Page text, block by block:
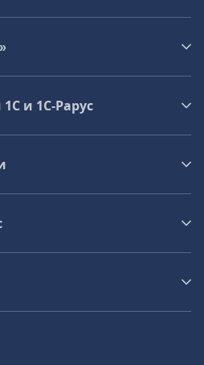
и 1С‑Рарус